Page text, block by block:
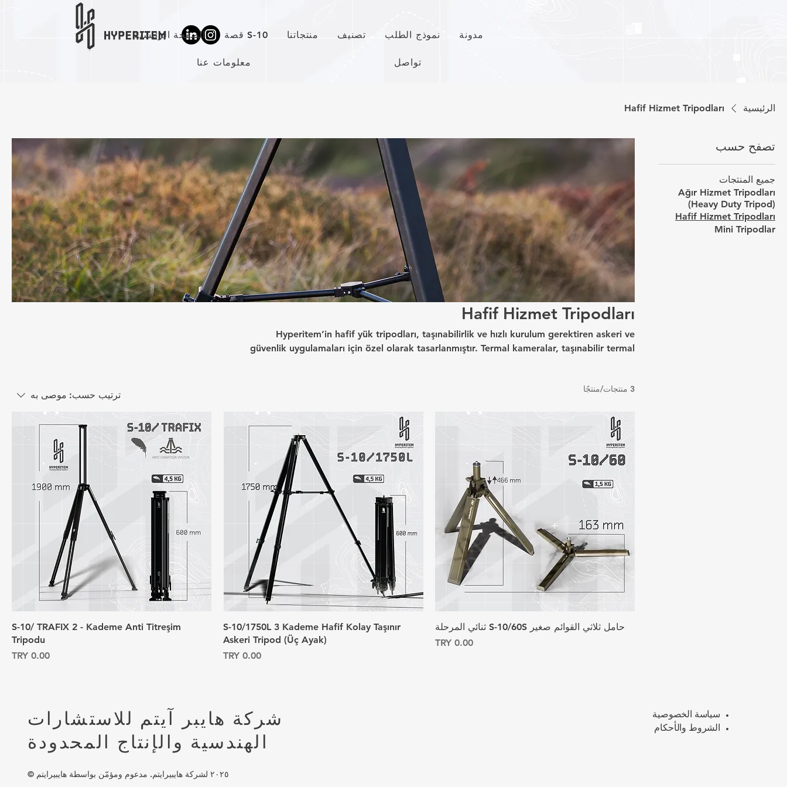
الصفحة الرئيسية قصة S-10 منتجاتنا تصنيف نموذج الطلب مدونة
معلومات عنا تواصل
الرئيسية Hafif Hizmet Tripodları
تصفح حسب
جميع المنتجات
Ağır Hizmet Tripodları
(Heavy Duty Tripod)
Hafif Hizmet Tripodları
Mini Tripodlar
Hafif Hizmet Tripodları
Hyperitem’in hafif yük tripodları, taşınabilirlik ve hızlı kurulum gerektiren askeri ve
güvenlik uygulamaları için özel olarak tasarlanmıştır. Termal kameralar, taşınabilir termal
kurulum süresi minimuma indirilir. Yüksek stabilizasyon sağlayan tasarımı, hassas
3 منتجات/منتجًا
ترتيب حسب: موصى به
حامل ثلاثي القوائم صغير S-10/60S ثنائي المرحلة
السعر‏0.00 TRY
S-10/1750L 3 Kademe Hafif Kolay Taşınır
Askeri Tripod (Üç Ayak)
السعر
S-10/ TRAFIX 2 - Kademe Anti Titreşim
Tripodu
السعر
شركة هايبر آيتم للاستشارات
الهندسية والإنتاج المحدودة
© ٢٠٢٥ لشركة هايبيرايتم. مدعوم ومؤمّن بواسطة هايبيرايتم
سياسة الخصوصية
الشروط والأحكام